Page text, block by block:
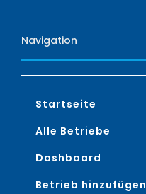
Navigation
Startseite
Alle Betriebe
Dashboard
Betrieb hinzufügen